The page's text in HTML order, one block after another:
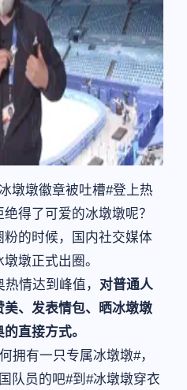
墩墩徽章被吐槽#登上热
得了可爱的冰墩墩呢？
的时候，国内社交媒体
墩正式出圈。
情达到峰值， 对普通人
、发表情包、晒冰墩墩
直接方式。
拥有一只专属冰墩墩#，
队员的吧#到#冰墩墩穿衣